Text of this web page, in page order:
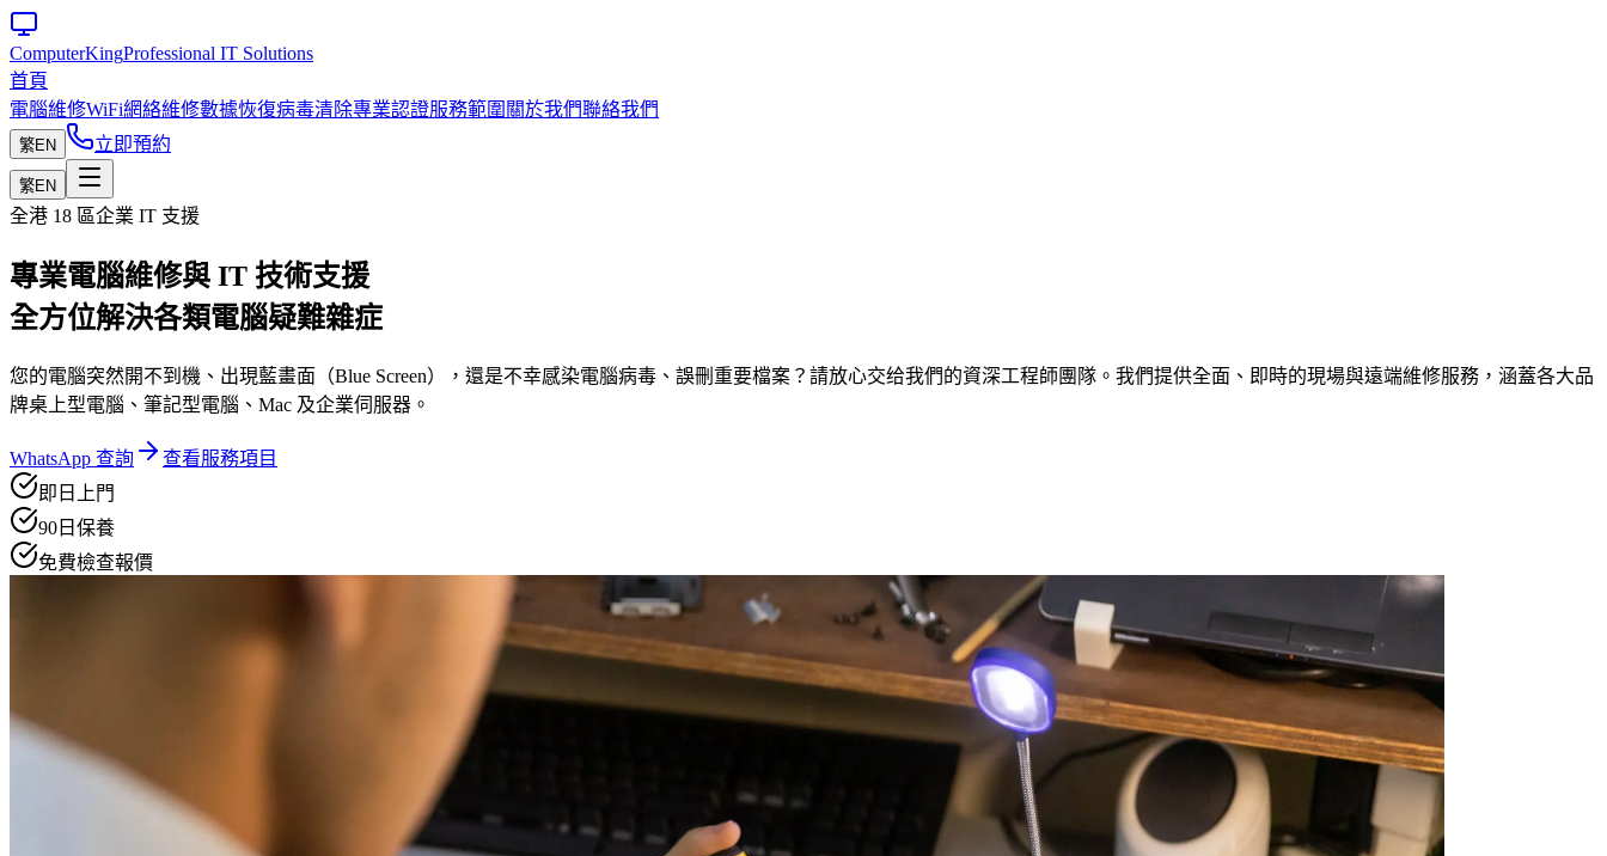
ComputerKingProfessional IT Solutions
首頁
電腦維修WiFi網絡維修數據恢復病毒清除專業認證服務範圍 關於我們聯絡我們
繁EN 立即預約
繁EN
全港 18 區企業 IT 支援
專業電腦維修與 IT 技術支援
全方位解決各類電腦疑難雜症
您的電腦突然開不到機、出現藍畫面（Blue Screen），還是不幸感染電腦病毒、誤刪重要檔案？請放心交给我們的資深工程師團隊。我們提供全面、即時的現場與遠端維修服務，涵蓋各大品
牌桌上型電腦、筆記型電腦、Mac 及企業伺服器。
WhatsApp 查詢
查看服務項目
即日上門
90日保養
免費檢查報價